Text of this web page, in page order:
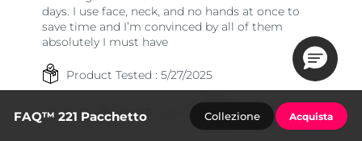
FAQ™ 221 Pacchetto Collezione Acquista